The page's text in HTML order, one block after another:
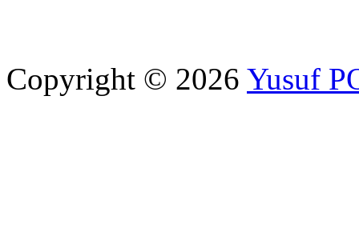
Copyright © 2026 Yusuf